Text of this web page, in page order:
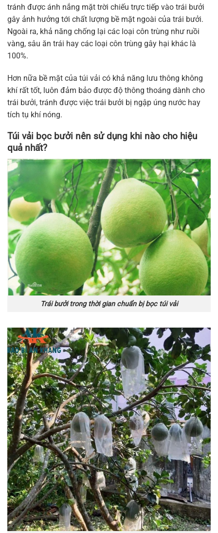
tránh được ánh nắng mặt trời chiếu trực tiếp vào trái bưởi
gây ảnh hưởng tới chất lượng bề mặt ngoài của trái bưởi.
Ngoài ra, khả năng chống lại các loại côn trùng như ruồi
vàng, sâu ăn trái hay các loại côn trùng gây hại khác là
100%.
Hơn nữa bề mặt của túi vải có khả năng lưu thông không
khí rất tốt, luôn đảm bảo được độ thông thoáng dành cho
trái bưởi, tránh được việc trái bưởi bị ngập úng nước hay
tích tụ khí nóng.
Túi vải bọc bưởi nên sử dụng khi nào cho hiệu
quả nhất?
Trái bưởi trong thời gian chuẩn bị bọc túi vải